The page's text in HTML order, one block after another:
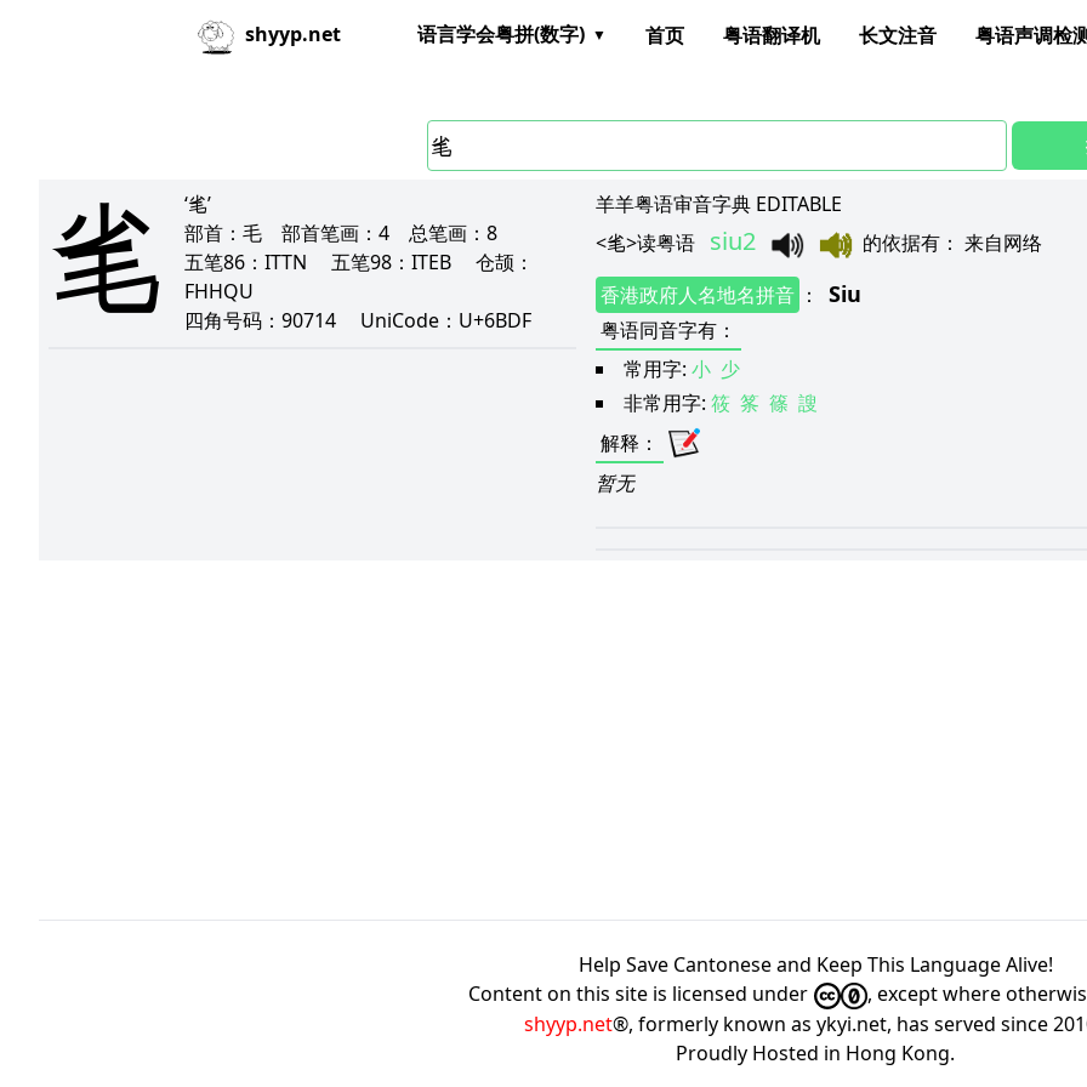
shyyp.net 语言学会粤拼(数字) 首页 粤语翻译机 长文注音 粤语声调检
毟
‘毟’
部首： 毛 部首笔画： 4 总笔画： 8
五笔86： ITTN 五笔98： ITEB 仓颉：
FHHQU
四角号码： 90714 UniCode： U+6BDF
羊羊粤语审音字典 EDITABLE
<毟>读粤语 siu2 的依据有 ：来自网络
香港政府人名地名拼音 ： Siu
粤语同音字有 ：
常用字: 小 少
非常用字: 筱 筿 篠 謏
解释 ：
暂无
Help Save Cantonese and Keep This Language Alive!
Content on this site is licensed under
, except where
shyyp.net®, formerly known as ykyi.net, has served since
Proudly Hosted in Hong Kong.